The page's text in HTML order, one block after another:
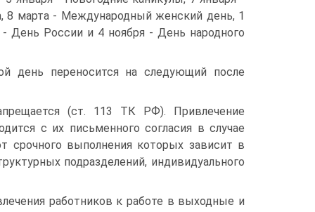
8 марта - Международный женский день, 1
России и 4 ноября - День народного
день переносится на следующий после
(ст. 113 ТК РФ). Привлечение
с их письменного согласия в случае
срочного выполнения которых зависит в
подразделений, индивидуального
работников к работе в выходные и